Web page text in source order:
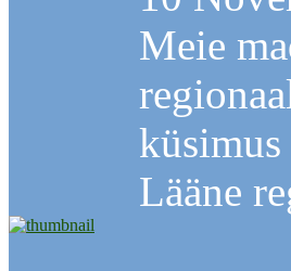
Meie
Lääne